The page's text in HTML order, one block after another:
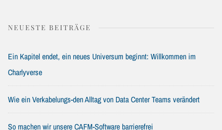
NEUESTE BEITRÄGE
Ein Kapitel endet, ein neues Universum beginnt: Willkommen im
Charlyverse
Wie ein Verkabelungs-den Alltag von Data Center Teams verändert
So machen wir unsere CAFM-Software barrierefrei